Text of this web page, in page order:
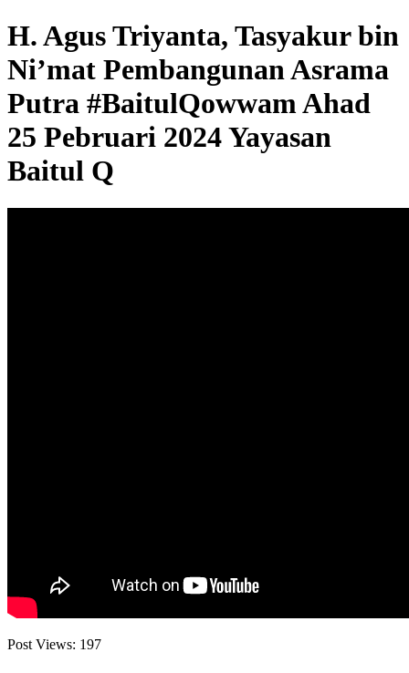
H. Agus Triyanta, Tasyakur bin
Ni’mat Pembangunan Asrama
Putra #BaitulQowwam Ahad
25 Pebruari 2024 Yayasan
Baitul Q
Post Views: 197